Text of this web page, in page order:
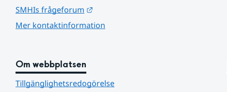
SMHIs frågeforum
Mer kontaktinformation
Om webbplatsen
Tillgänglighetsredogörelse